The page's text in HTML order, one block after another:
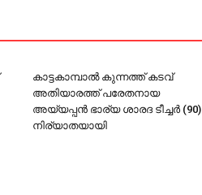
കാട്ടകാമ്പാല്‍ കുന്നത്ത് കടവ്
അതിയാരത്ത് പരേതനായ
അയ്യപ്പന്‍ ഭാര്യ ശാരദ ടീച്ചര്‍ (90)
നിര്യാതയായി